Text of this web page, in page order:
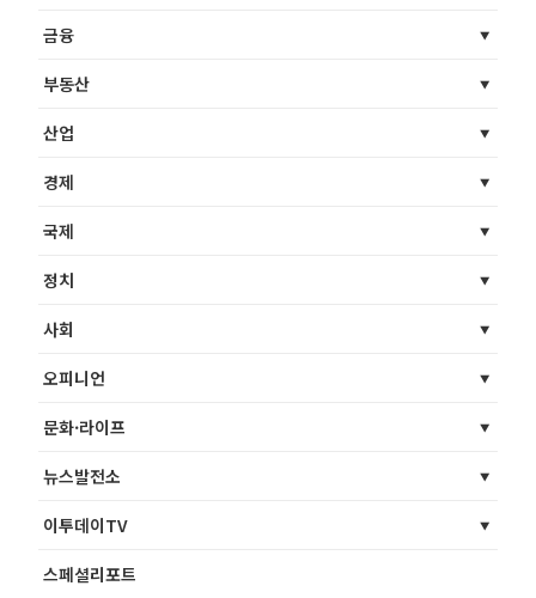
금융
부동산
산업
경제
국제
정치
사회
오피니언
문화·라이프
뉴스발전소
이투데이TV
스페셜리포트